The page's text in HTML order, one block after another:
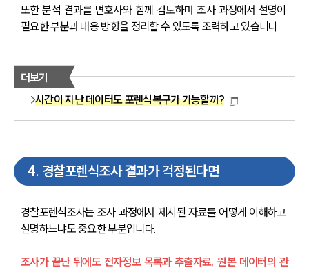
주요 업무사례
사례분석/최신동향
고객후기
업무분야
압수수색 대응
전체
구성원 소개
또한 분석 결과를 변호사와 함께 검토하며 조사 과정에서 설명이
필요한 부분과 대응 방향을 정리할 수 있도록 조력하고 있습니다.
더보기
시간이 지난 데이터도 포렌식복구가 가능할까?
4. 경찰포렌식조사 결과가 걱정된다면
경찰포렌식조사는 조사 과정에서 제시된 자료를 어떻게 이해하고
설명하느냐도 중요한 부분입니다.
조사가 끝난 뒤에도 전자정보 목록과 추출자료, 원본 데이터의 관